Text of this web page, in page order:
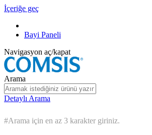
İçeriğe geç
Bayi Paneli
Navigasyon aç/kapat
Arama
Detaylı Arama
#Arama için en az 3 karakter giriniz.